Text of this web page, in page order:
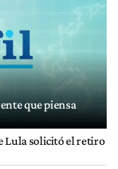
que piensa
Lula solicitó el retiro